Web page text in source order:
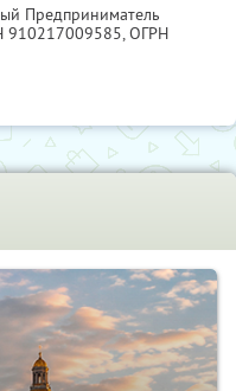
Предприниматель
910217009585, ОГРН